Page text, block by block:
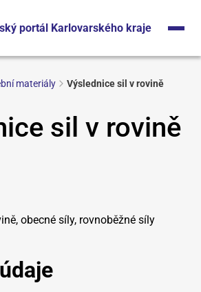
portál Karlovarského kraje
materiály Výslednice sil v rovině
sil v rovině
obecné síly, rovnoběžné síly